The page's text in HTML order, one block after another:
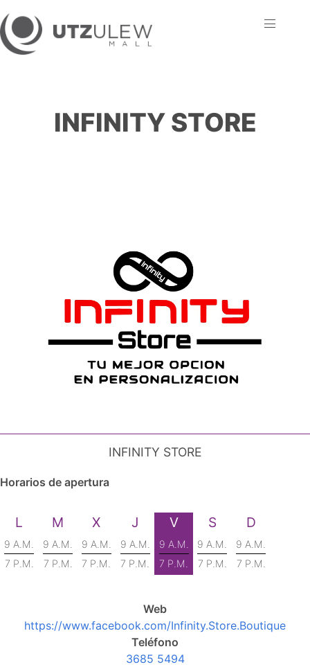
INFINITY STORE
INFINITY STORE
Horarios de apertura
L
9 A.M.
7 P.M.
M
9 A.M.
7 P.M.
X
9 A.M.
7 P.M.
J
9 A.M.
7 P.M.
V
9 A.M.
7 P.M.
S
9 A.M.
7 P.M.
D
9 A.M.
7 P.M.
Web
https://www.facebook.com/Infinity.Store.Boutique
Teléfono
3685 5494